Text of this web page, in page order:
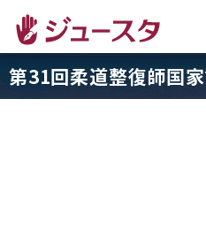
第31回柔道整復師国